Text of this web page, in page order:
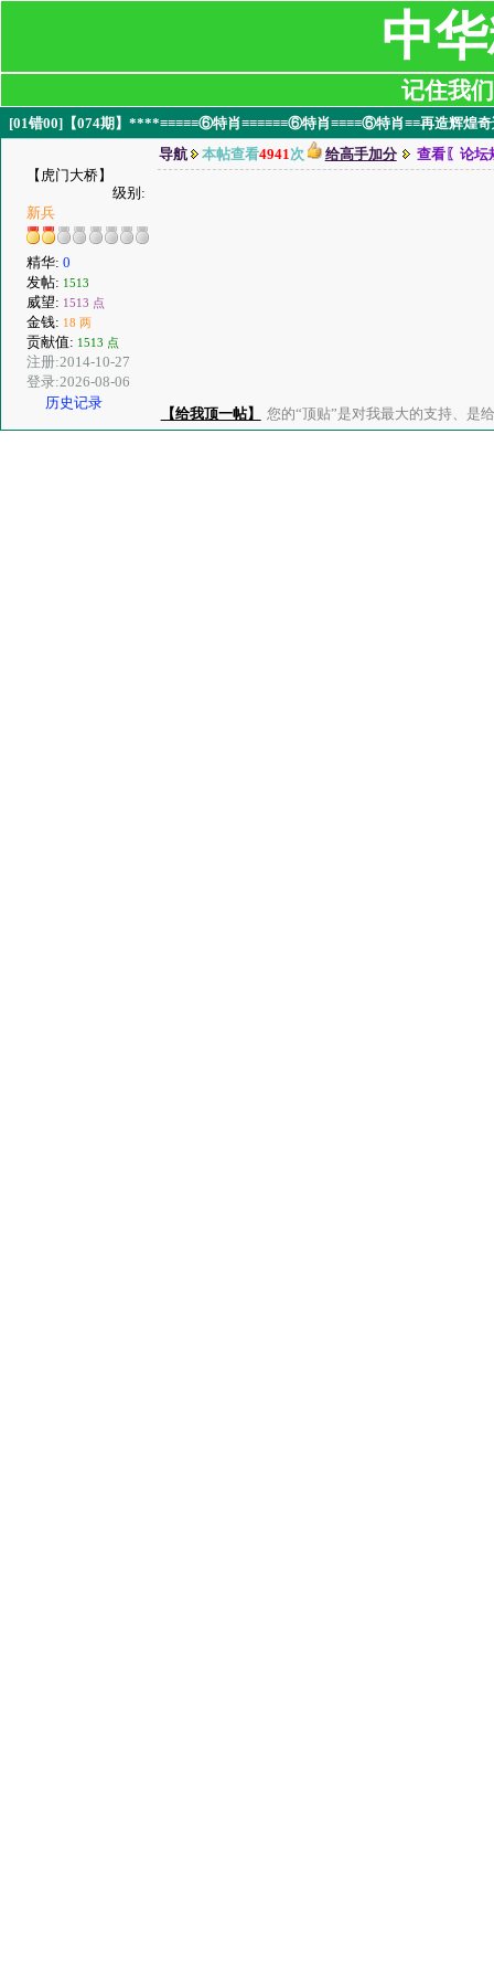
中
记住我
[01错00]【074期】****≡≡≡≡≡⑥特肖≡≡≡≡≡≡⑥特肖≡≡≡≡⑥特肖≡≡再造辉煌奇
【虎门大桥】
级别:
新兵
精华: 0
发帖: 1513
威望: 1513 点
金钱: 18 两
贡献值: 1513 点
注册:2014-10-27
登录:2026-08-06
历史记录
导航 本帖查看4941次 给高手加分 查看〖论坛
【给我顶一帖】 您的“顶贴”是对我最大的支持、是